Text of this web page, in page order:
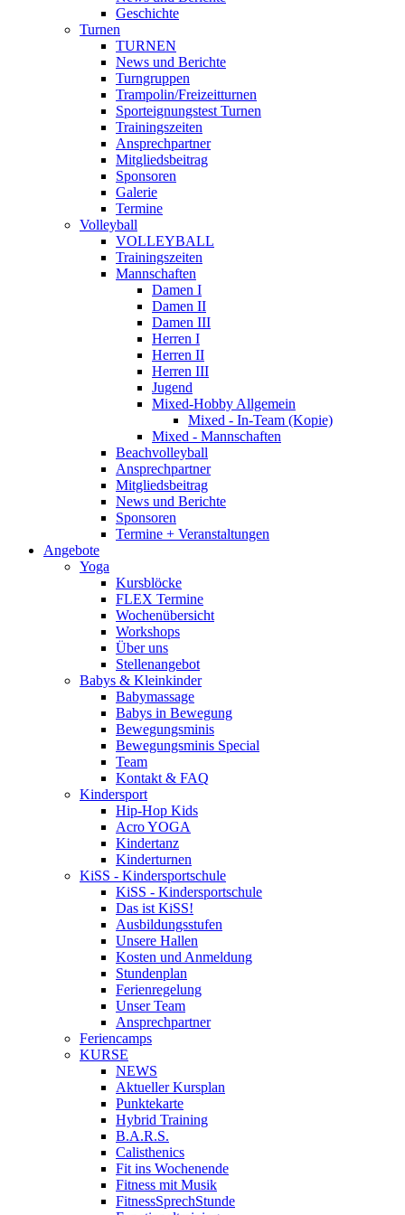
Geschichte
Turnen
TURNEN
News und Berichte
Turngruppen
Trampolin/Freizeitturnen
Sporteignungstest Turnen
Trainingszeiten
Ansprechpartner
Mitgliedsbeitrag
Sponsoren
Galerie
Termine
Volleyball
VOLLEYBALL
Trainingszeiten
Mannschaften
Damen I
Damen II
Damen III
Herren I
Herren II
Herren III
Jugend
Mixed-Hobby Allgemein
Mixed - In-Team (Kopie)
Mixed - Mannschaften
Beachvolleyball
Ansprechpartner
Mitgliedsbeitrag
News und Berichte
Sponsoren
Termine + Veranstaltungen
Angebote
Yoga
Kursblöcke
FLEX Termine
Wochenübersicht
Workshops
Über uns
Stellenangebot
Babys & Kleinkinder
Babymassage
Babys in Bewegung
Bewegungsminis
Bewegungsminis Special
Team
Kontakt & FAQ
Kindersport
Hip-Hop Kids
Acro YOGA
Kindertanz
Kinderturnen
KiSS - Kindersportschule
KiSS - Kindersportschule
Das ist KiSS!
Ausbildungsstufen
Unsere Hallen
Kosten und Anmeldung
Stundenplan
Ferienregelung
Unser Team
Ansprechpartner
Feriencamps
KURSE
NEWS
Aktueller Kursplan
Punktekarte
Hybrid Training
B.A.R.S.
Calisthenics
Fit ins Wochenende
Fitness mit Musik
FitnessSprechStunde